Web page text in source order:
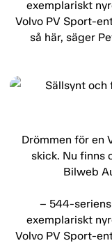
exemplariskt
Volvo PV Sport-
så här, säger
Drömmen för en
skick. Nu finns
Bilweb
– 544-
exemplariskt
Volvo PV Sport-